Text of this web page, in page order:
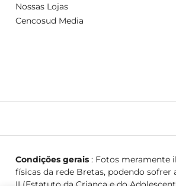
Nossas Lojas
Cencosud Media
Condições gerais: Fotos meramente
físicas da rede Bretas, podendo sofrer